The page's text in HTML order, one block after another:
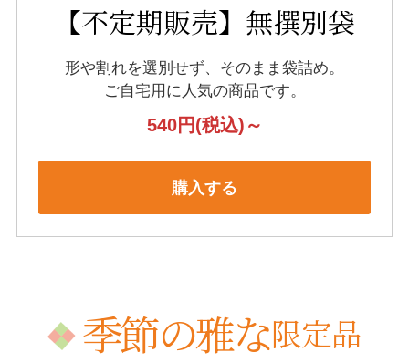
【不定期販売】無撰別袋
形や割れを選別せず、そのまま袋詰め。
ご自宅用に人気の商品です。
540円(税込)～
購入する
季節の雅な限定品